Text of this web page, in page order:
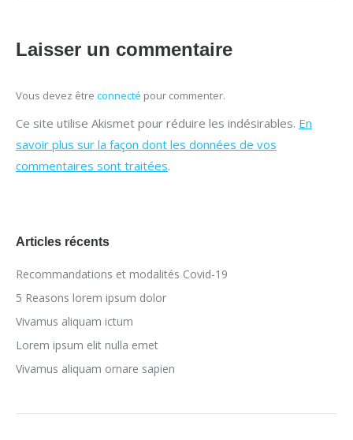
Laisser un commentaire
Vous devez être connecté pour commenter.
Ce site utilise Akismet pour réduire les indésirables. En
savoir plus sur la façon dont les données de vos
commentaires sont traitées.
Articles récents
Recommandations et modalités Covid-19
5 Reasons lorem ipsum dolor
Vivamus aliquam ictum
Lorem ipsum elit nulla emet
Vivamus aliquam ornare sapien